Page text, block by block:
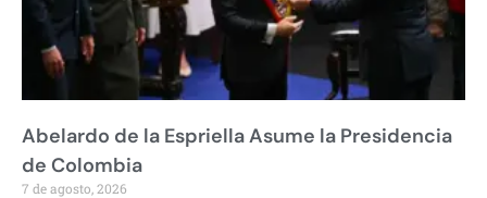
Abelardo de la Espriella Asume la Presidencia
de Colombia
7 de agosto, 2026